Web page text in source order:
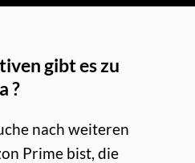
gibt es zu
?
nach weiteren
Prime bist, die